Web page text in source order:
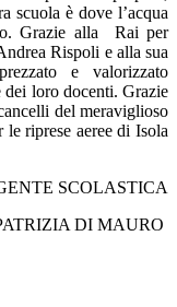
scuola è dove l’acqua
Grazie alla Rai per
Rispoli e alla sua
e valorizzato
dei loro docenti. Grazie
del meraviglioso
riprese aeree di Isola
SCOLASTICA
DI MAURO